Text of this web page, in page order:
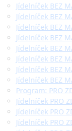
Jídelníček BEZ
Jídelníček BEZ
Jídelníček BEZ
Jídelníček BEZ
Jídelníček BEZ
Jídelníček BEZ
Jídelníček BEZ
Jídelníček BEZ
Program: PRO
Jídelníček PRO
Jídelníček PRO
Jídelníček PRO